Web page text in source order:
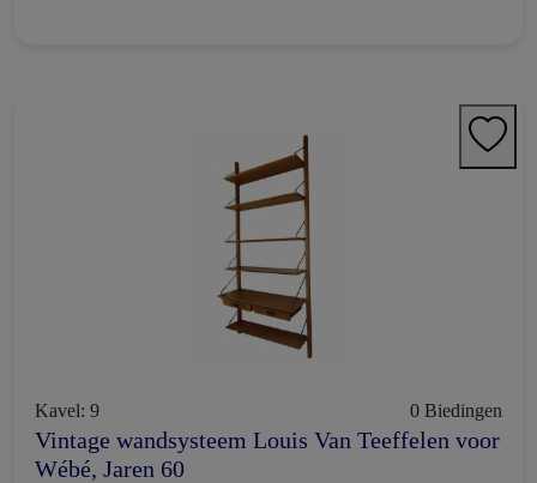
Kavel: 9 0 Biedingen
Vintage wandsysteem Louis Van Teeffelen voor
Wébé, Jaren 60